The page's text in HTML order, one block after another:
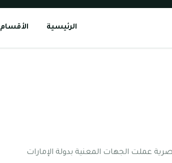
الرئيسية الأقسام
عملت الجهات المعنية بدولة الإمارات